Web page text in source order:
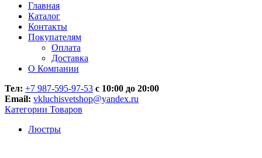
Главная
Каталог
Контакты
Покупателям
Оплата
Доставка
О Компании
Тел: +7 987-595-97-53 с 10:00 до 20:00
Email: vkluchisvetshop@yandex.ru
Категории Товаров
Люстры